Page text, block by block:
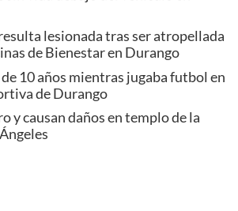
lesionada tras ser atropellada
de Bienestar en Durango
10 años mientras jugaba futbol en
de Durango
y causan daños en templo de la